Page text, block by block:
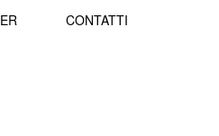
CONTATTI